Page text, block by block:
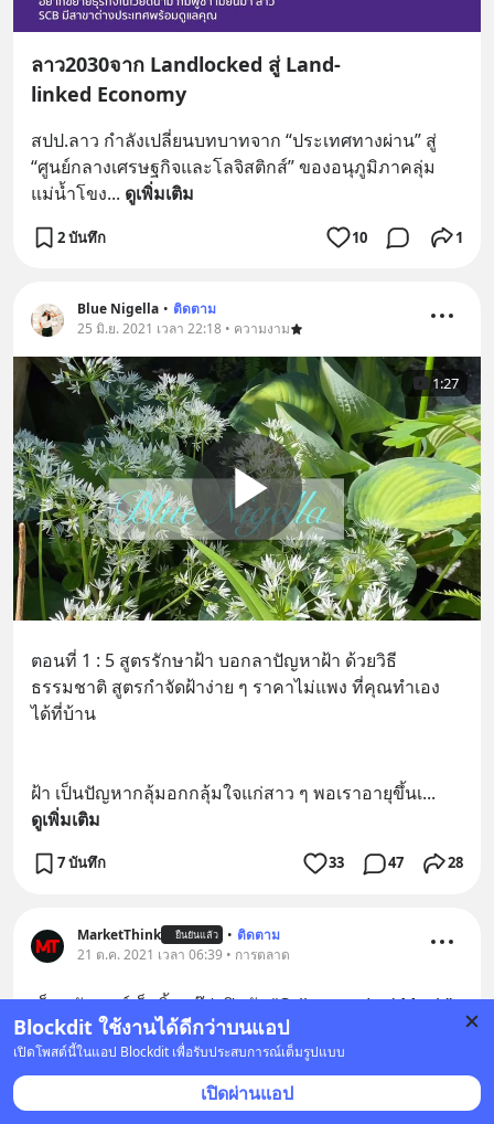
Blockdit ใช้งานได้ดีกว่าบนแอป
เปิดโพสต์นี้ในแอป Blockdit เพื่อรับประสบการณ์เต็มรูปแบบ
เปิดผ่านแอป
ลาว2030จาก Landlocked สู่ Land-
linked Economy
สปป.ลาว กำลังเปลี่ยนบทบาทจาก “ประเทศทางผ่าน” สู่
“ศูนย์กลางเศรษฐกิจและโลจิสติกส์” ของอนุภูมิภาคลุ่ม
แม่น้ำโขง... ดูเพิ่มเติม
2 บันทึก 10 1
Blue Nigella • ติดตาม
25 มิ.ย. 2021 เวลา 22:18 • ความงาม
1:27
ตอนที่ 1 : 5 สูตรรักษาฝ้า บอกลาปัญหาฝ้า ด้วยวิธี
ธรรมชาติ สูตรกำจัดฝ้าง่าย ๆ ราคาไม่แพง ที่คุณทำเอง
ได้ที่บ้าน
ฝ้า เป็นปัญหากลุ้มอกกลุ้มใจแก่สาว ๆ พอเราอายุขึ้นเ...
ดูเพิ่มเติม
7 บันทึก 33 47 28
MarketThink ยืนยันแล้ว • ติดตาม
21 ต.ค. 2021 เวลา 06:39 • การตลาด
เซ็นทรัล มาร์เก็ตติ้ง กรุ๊ป เปิดตัว “Cellreturn Led Mask”
มาส์กยอดนิยม จากประเทศเกาหลีใต้
ปวิยดา รัตนสุดใจ ผู้บริหารสายงานกลุ่มสินค้าเทคโนโลยี
บริษัท เซ็นทรัล มาร์เก็ตติ้ง กรุ๊ป ในเครือเซ็นท